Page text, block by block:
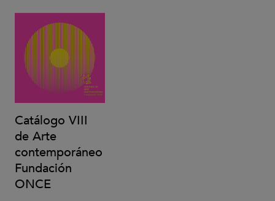
Catálogo VIII
de Arte
contemporáneo
Fundación
ONCE